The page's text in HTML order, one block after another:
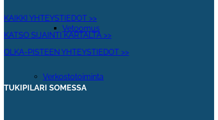
Vetoomus
Verkostotoiminta
KAIKKI YHTEYSTIEDOT >>
KATSO SIJAINTI KARTALTA >>
OLKA-PISTEEN YHTEYSTIEDOT >>
TUKIPILARI SOMESSA